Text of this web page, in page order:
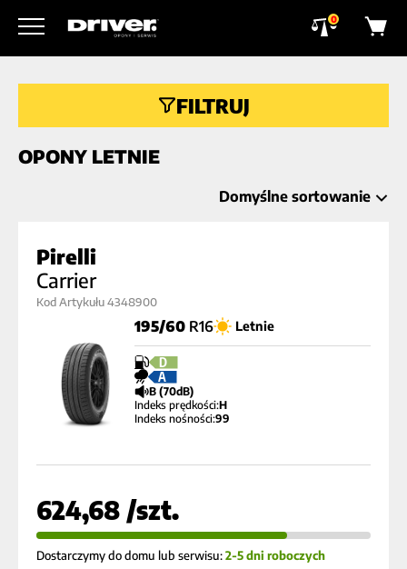
0
FILTRUJ
OPONY LETNIE
Domyślne sortowanie
Pirelli
Carrier
Kod Artykułu 4348900
195/60R16 Letnie
D
A
B (70dB)
Indeks prędkości:H
Indeks nośności:99
624,68 /szt.
Dostarczymy do domu lub serwisu:2-5 dni roboczych